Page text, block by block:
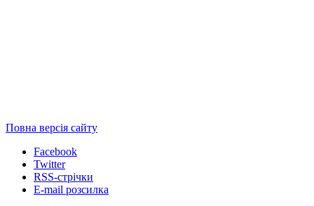
Повна версія сайту
Facebook
Twitter
RSS-стрічки
E-mail розсилка